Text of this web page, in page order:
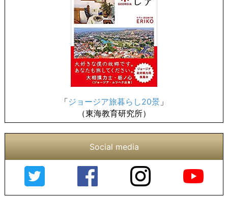
「ジョージア旅暮らし20景 」
（東海教育研究所）
Social media